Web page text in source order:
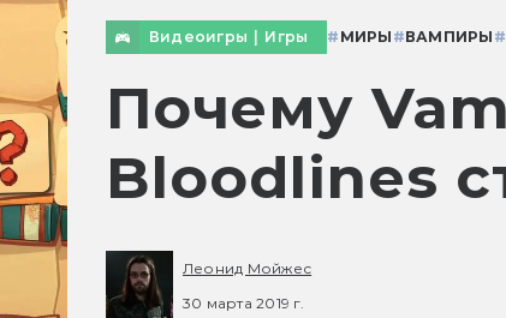
Видеоигры Игры # МИРЫ #ВАМПИРЫ #
Почему
Bloodlines
Леонид Мойжес
30 марта 2019 г.